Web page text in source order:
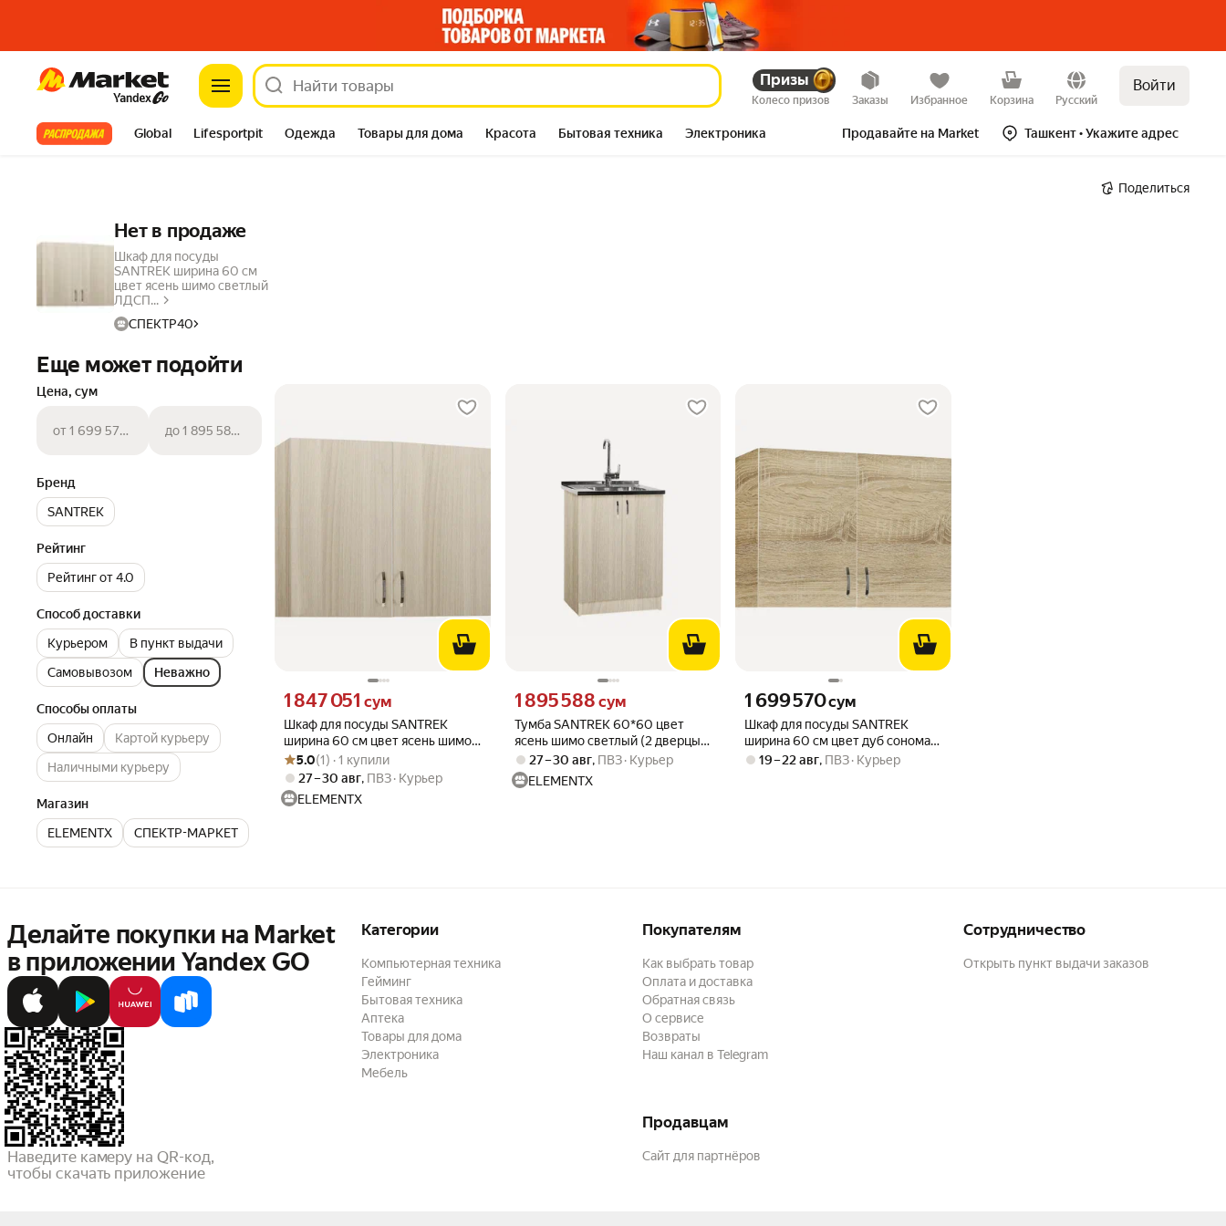
Market Призы
Колесо призов Заказы Избранное Корзина Русский
Войти
Все хиты Global Lifesportpit Одежда Товары для дома Красота Бытовая техника Электроника Продавайте на Market Ташкент• Укажите адрес
Поделиться
Нет в продаже
Шкаф для посуды
SANTREK ширина 60 см
цвет ясень шимо светлый
ЛДСП...
СПЕКТР40
Еще может подойти
Цена, сум
от 1 699 570 сум до 1 895 588 сум
Бренд
SANTREK
Рейтинг
Рейтинг от 4.0
Способ доставки
Курьером
В пункт выдачи
Самовывозом
Неважно
Способы оплаты
Онлайн
Картой курьеру
Наличными курьеру
Магазин
ELEMENTX
СПЕКТР-МАРКЕТ
Шкаф для посуды SANTREK
ширина 60 см цвет ясень шимо
светлый ЛДСП 110412
Цена 1847051 сум вместо
1 847 051 сум
Рейтинг товара: 5.0 из 5
Оценок: (1) · 1 купили
5.0(1) · 1 купили
27 – 30 авг, ПВЗ Курьер
ELEMENTX
Тумба SANTREK 60*60 цвет
ясень шимо светлый (2 дверцы)
(ЛДСП) 110407
Цена 1895588 сум вместо
1 895 588 сум
27 – 30 авг, ПВЗ Курьер
ELEMENTX
Шкаф для посуды SANTREK
ширина 60 см цвет дуб сонома
ЛДСП 303320
Цена 1699570 сум вместо
1 699 570сум
19 – 22 авг, ПВЗ Курьер
Делайте покупки на Market
в приложении Yandex GO
Наведите камеру на QR-код,
чтобы скачать приложение
Категории
Компьютерная техника
Гейминг
Бытовая техника
Аптека
Товары для дома
Электроника
Мебель
Покупателям
Как выбрать товар
Оплата и доставка
Обратная связь
О сервисе
Возвраты
Наш канал в Telegram
Сотрудничество
Открыть пункт выдачи заказов
Продавцам
Сайт для партнёров